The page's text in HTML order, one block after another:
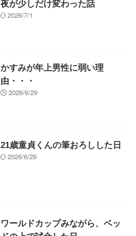
夜が少しだけ変わった話
2026/7/1
かすみが年上男性に弱い理
由・・・
2026/6/29
21歳童貞くんの筆おろしした日
2026/6/29
ワールドカップみながら、ベッ